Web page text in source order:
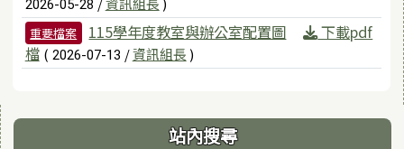
2026-05-28
重要檔案 115學年度教室與辦公室配置圖
下載pdf
檔 ( 2026-07-13 /資訊組長 )
右邊區域內容 站內搜尋